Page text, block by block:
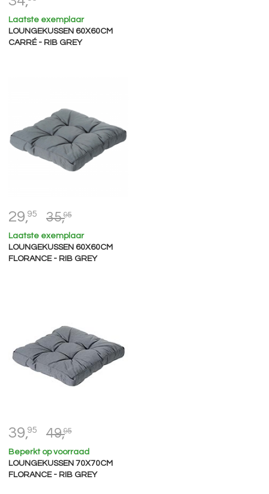
Laatste exemplaar
LOUNGEKUSSEN 60X60CM
CARRÉ - RIB GREY
29,95 35,95
Laatste exemplaar
LOUNGEKUSSEN 60X60CM
FLORANCE - RIB GREY
39,95 49,95
Beperkt op voorraad
LOUNGEKUSSEN 70X70CM
FLORANCE - RIB GREY